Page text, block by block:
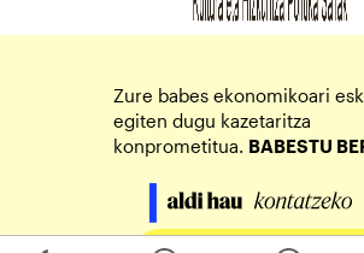
Zure babes ekonomikoari
egiten dugu kazetaritza
konprometitua. BABESTU